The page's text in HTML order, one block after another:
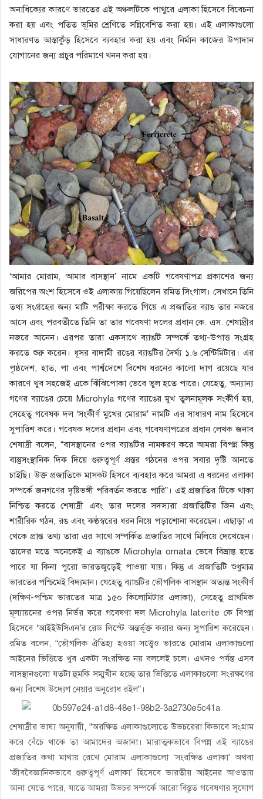
অনাধিক্যের কারণে ভারতের এই অঞ্চলটিকে পাথুরে এলাকা হিসেবে বিবেচনা
করা হয় এবং পতিত ভূমির শ্রেণিতে সন্নিবেশিত করা হয়। এই এলাকাগুলো
সাধারণত আস্তাকুঁড় হিসেবে ব্যবহার করা হয় এবং নির্মান কাজের উপাদান
যোগানের জন্য প্রচুর পরিমাণে খনন করা হয়।
‘আমার মোরাম, আমার বাসস্থান’ নামে একটি গবেষণাপত্র প্রকাশের জন্য
জরিপের অংশ হিসেবে ওই এলাকায় গিয়েছিলেন রমিত সিংগাল। সেখানে তিনি
তথ্য সংগ্রহের জন্য মাটি পরীক্ষা করতে গিয়ে এ প্রজাতির ব্যাঙ তার নজরে
আসে এবং পরবর্তীতে তিনি তা তার গবেষণা দলের প্রধান কে. এস. শেষাদ্রীর
নজরে আনেন। এরপর তারা একসাথে ব্যাঙটি সম্পর্কে তথ্য-উপাত্ত সংগ্রহ
করতে শুরু করেন। ধূসর বাদামী রঙের ব্যাঙটির দৈর্ঘ্য ১.৬ সেন্টিমিটার। এর
পৃষ্ঠদেশ, হাত, পা এবং পার্শ্বদেশে বিশেষ ধরনের কালো দাগ রয়েছে যার
কারণে খুব সহজেই একে ঝিঁঝিপোকা ভেবে ভুল হতে পারে। যেহেতু, অন্যান্য
গণের ব্যাঙের চেয়ে Microhyla গণের ব্যাঙের মুখ তুলনামূলক সংকীর্ণ হয়,
সেহেতু গবেষক দল ‘সংকীর্ণ মুখের মোরাম’ নামটি এর সাধারণ নাম হিসেবে
সুপারিশ করে। গবেষক দলের প্রধান এবং গবেষণাপত্রের প্রধান লেখক জনাব
শেষাদ্রী বলেন, “বাসস্থানের ওপর ব্যাঙটির নামকরণ করে আমরা বিপন্ন কিন্তু
বাস্তুসংস্থানিক দিক দিয়ে গুরুত্বপূর্ণ প্রস্তর গঠনের ওপর সবার দৃষ্টি আনতে
চাইছি। উক্ত প্রজাতিকে মাসকট হিসবে ব্যবহার করে আমরা এ ধরনের এলাকা
সম্পর্কে জনগণের দৃষ্টিভঙ্গী পরিবর্তন করতে পারি”। এই প্রজাতির টিকে থাকা
নিশ্চিত করতে শেষাদ্রী এবং তার দলের সদস্যরা প্রজাতিটির জিন এবং
শারীরিক গঠন, রঙ এবং কণ্ঠস্বরের ধরন নিয়ে পড়াশোনা করেছেন। এছাড়া এ
থেকে প্রাপ্ত তথ্য তারা এর সাথে সম্পর্কিত প্রজাতির সাথে মিলিয়ে দেখেছেন।
তাদের মতে অনেকেই এ ব্যাঙকে Microhyla ornata ভেবে বিভ্রান্ত হতে
পারে যা কিনা পুরো ভারতজুড়েই পাওয়া যায়। কিন্তু এ প্রজাতিটি শুধুমাত্র
ভারতের পশ্চিমেই বিদ্যমান। যেহেতু ব্যাঙটির ভৌগলিক বাসস্থান অত্যন্ত সংকীর্ণ
(দক্ষিণ-পশ্চিম ভারতের মাত্র ১৫০ কিলোমিটার এলাকা), সেহেতু প্রাথমিক
মূল্যায়নের ওপর নির্ভর করে গবেষণা দল Microhyla laterite কে বিপন্ন
হিসেবে ‘আইইউসিএন’র রেড লিস্টে অন্তর্ভূক্ত করার জন্য সুপারিশ করেছেন।
রমিত বলেন, “ভৌগলিক ঐতিহ্য হওয়া সত্ত্বেও ভারতে মোরাম এলাকাগুলো
আইনের ভিত্তিতে খুব একটা সংরক্ষিত নয় বললেই চলে। এখনও পর্যন্ত এসব
বাসস্থানগুলো যতটা হুমকি সম্মুখীন হচ্ছে তার ভিত্তিতে এলাকাগুলো সংরক্ষণের
জন্য বিশেষ উদ্যেগ নেয়ার অনুরোধ রইল”।
শেষাদ্রীর ভাষ্য অনুযায়ী, “অরক্ষিত এলাকাগুলোতে উভচরেরা কিভাবে সংগ্রাম
করে বেঁচে থাকে তা আমাদের অজানা। মারাত্মকভাবে বিপন্ন এই ব্যাঙের
প্রজাতির কথা মাথায় রেখে মোরাম এলাকাগুলো ‘সংরক্ষিত এলাকা’ অথবা
‘জীববৈজ্ঞানিকভাবে গুরুত্বপূর্ণ এলাকা’ হিসেবে ভারতীয় আইনের আওতায়
আনা যেতে পারে, যাতে আমরা উভচর সম্পর্কে আরো বিস্তৃত গবেষণার সুযোগ